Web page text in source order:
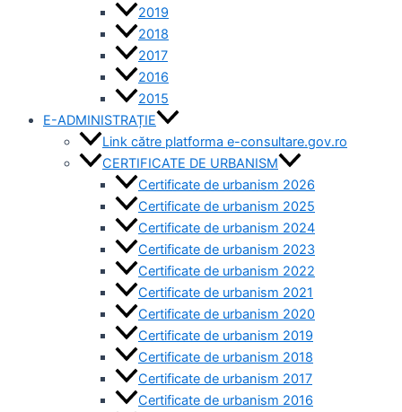
2019
2018
2017
2016
2015
E-ADMINISTRAȚIE
Link către platforma e-consultare.gov.ro
CERTIFICATE DE URBANISM
Certificate de urbanism 2026
Certificate de urbanism 2025
Certificate de urbanism 2024
Certificate de urbanism 2023
Certificate de urbanism 2022
Certificate de urbanism 2021
Certificate de urbanism 2020
Certificate de urbanism 2019
Certificate de urbanism 2018
Certificate de urbanism 2017
Certificate de urbanism 2016